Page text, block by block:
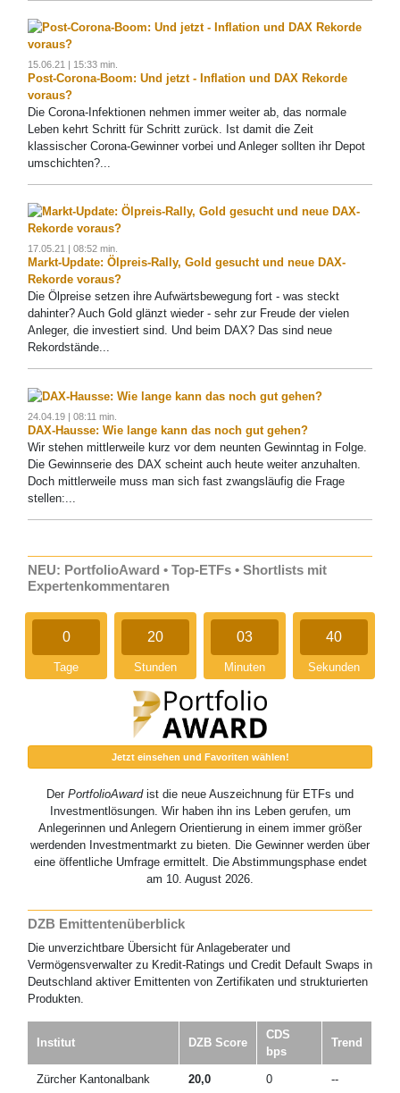
15.06.21 | 15:33 min.
Post-Corona-Boom: Und jetzt - Inflation und DAX Rekorde
voraus?
Die Corona-Infektionen nehmen immer weiter ab, das normale
Leben kehrt Schritt für Schritt zurück. Ist damit die Zeit
klassischer Corona-Gewinner vorbei und Anleger sollten ihr Depot
umschichten?...
17.05.21 | 08:52 min.
Markt-Update: Ölpreis-Rally, Gold gesucht und neue DAX-
Rekorde voraus?
Die Ölpreise setzen ihre Aufwärtsbewegung fort - was steckt
dahinter? Auch Gold glänzt wieder - sehr zur Freude der vielen
Anleger, die investiert sind. Und beim DAX? Das sind neue
Rekordstände...
24.04.19 | 08:11 min.
DAX-Hausse: Wie lange kann das noch gut gehen?
Wir stehen mittlerweile kurz vor dem neunten Gewinntag in Folge.
Die Gewinnserie des DAX scheint auch heute weiter anzuhalten.
Doch mittlerweile muss man sich fast zwangsläufig die Frage
stellen:...
NEU: PortfolioAward • Top-ETFs • Shortlists mit
Expertenkommentaren
0
Tage
20
Stunden
03
Minuten
39
Sekunden
Jetzt einsehen und Favoriten wählen!
Der PortfolioAwardist die neue Auszeichnung für ETFs und
Investmentlösungen. Wir haben ihn ins Leben gerufen, um
Anlegerinnen und Anlegern Orientierung in einem immer größer
werdenden Investmentmarkt zu bieten. Die Gewinner werden über
eine öffentliche Umfrage ermittelt. Die Abstimmungsphase endet
am 10. August 2026.
DZB Emittentenüberblick
Die unverzichtbare Übersicht für Anlageberater und
Vermögensverwalter zu Kredit-Ratings und Credit Default Swaps in
Deutschland aktiver Emittenten von Zertifikaten und strukturierten
Produkten.
Institut DZB Score
CDS
bps
Trend
Zürcher Kantonalbank 20,0 0 --